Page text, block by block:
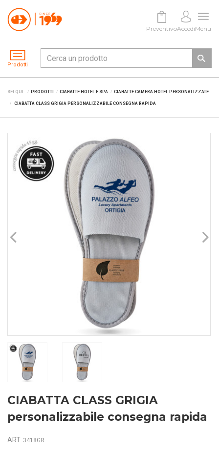
Prodotti
PreventivoAccediMenu
SEI QUI: PRODOTTI CIABATTE HOTEL E SPA CIABATTE CAMERA HOTEL PERSONALIZZATE
CIABATTA CLASS GRIGIA PERSONALIZZABILE CONSEGNA RAPIDA
CIABATTA CLASS GRIGIA
personalizzabile consegna rapida
ART. 3418GR